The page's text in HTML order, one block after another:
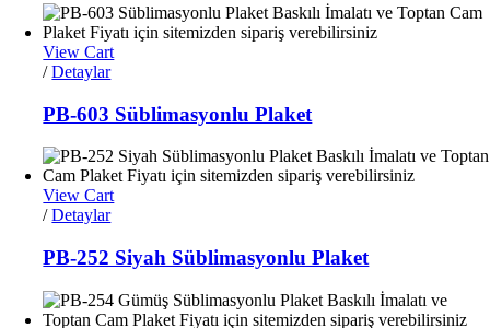
View Cart
/ Detaylar
PB-603 Süblimasyonlu Plaket
View Cart
/ Detaylar
PB-252 Siyah Süblimasyonlu Plaket